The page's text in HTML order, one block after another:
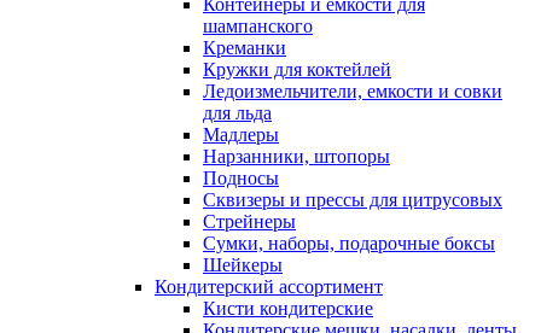
Контейнеры и ёмкости для
шампанского
Креманки
Кружки для коктейлей
Ледоизмельчители, емкости и совки
для льда
Мадлеры
Нарзанники, штопоры
Подносы
Сквизеры и прессы для цитрусовых
Стрейнеры
Сумки, наборы, подарочные боксы
Шейкеры
Кондитерский ассортимент
Кисти кондитерские